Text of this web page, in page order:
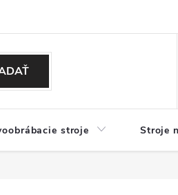
stroje Stroje